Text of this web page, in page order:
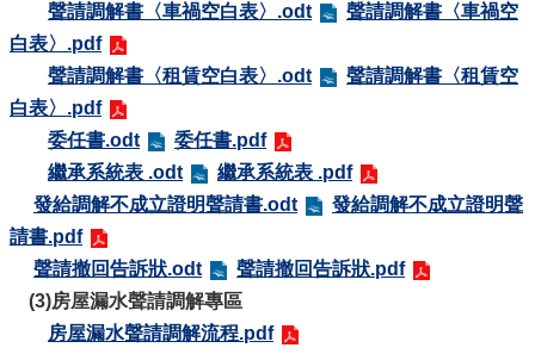
資
專
The
Information
of
Disaster
Prevention
觀
聲請調解書〈車禍空白表〉.odt
聲請調解書〈車禍空
白表〉.pdf
聲請調解書〈租賃空白表〉.odt
聲請調解書〈租賃空
白表〉.pdf
委任書.odt
委任書.pdf
繼承系統表 .odt
繼承系統表 .pdf
發給調解不成立證明聲請書.odt
發給調解不成立證明聲
請書.pdf
聲請撤回告訴狀.odt
聲請撤回告訴狀.pdf
(3)房屋漏水聲請調解專區
房屋漏水聲請調解流程.pdf